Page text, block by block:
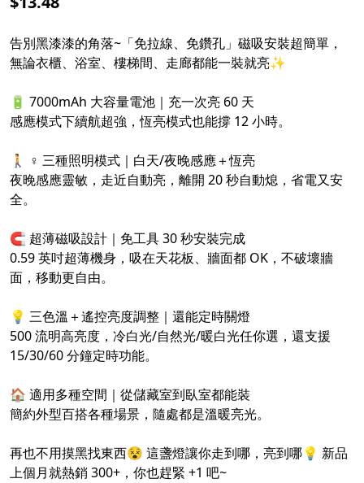
告別黑漆漆的角落~「免拉線、免鑽孔」磁吸安裝超簡單，
無論衣櫃、浴室、樓梯間、走廊都能一裝就亮✨
🔋 7000mAh 大容量電池｜充一次亮 60 天
感應模式下續航超強，恆亮模式也能撐 12 小時。
🚶 ♀️ 三種照明模式｜白天/夜晚感應＋恆亮
夜晚感應靈敏，走近自動亮，離開 20 秒自動熄，省電又安
全。
🧲 超薄磁吸設計｜免工具 30 秒安裝完成
0.59 英吋超薄機身，吸在天花板、牆面都 OK，不破壞牆
面，移動更自由。
💡 三色溫＋遙控亮度調整｜還能定時關燈
500 流明高亮度，冷白光/自然光/暖白光任你選，還支援
15/30/60 分鐘定時功能。
🏠 適用多種空間｜從儲藏室到臥室都能裝
簡約外型百搭各種場景，隨處都是溫暖亮光。
再也不用摸黑找東西😵 這盞燈讓你走到哪，亮到哪💡 新品
上個月就熱銷 300+，你也趕緊 +1 吧~